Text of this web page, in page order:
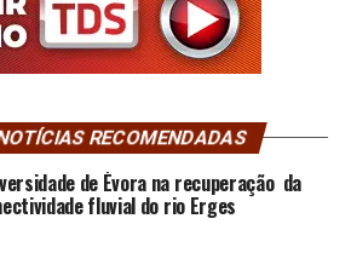
RECOMENDADAS
de Évora na recuperação da
fluvial do rio Erges